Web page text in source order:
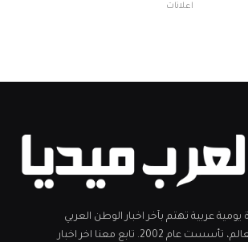
اعلانات
عربية تهتم بآخر اخبار الوطن العربي
والشرق الأوسط والعالم، تأسست عام 2002. تابع معنا اخر اخبار